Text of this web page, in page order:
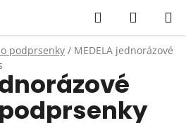
Hledat
KOŠÍK
podprsenky / MEDELA jednorázové